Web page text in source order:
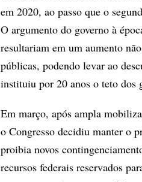
em 2020, ao passo que o
O argumento do governo à
resultariam em um aumento
públicas, podendo levar ao
instituiu por 20 anos o teto dos
Em março, após ampla
o Congresso decidiu manter o
proibia novos
recursos federais reservados